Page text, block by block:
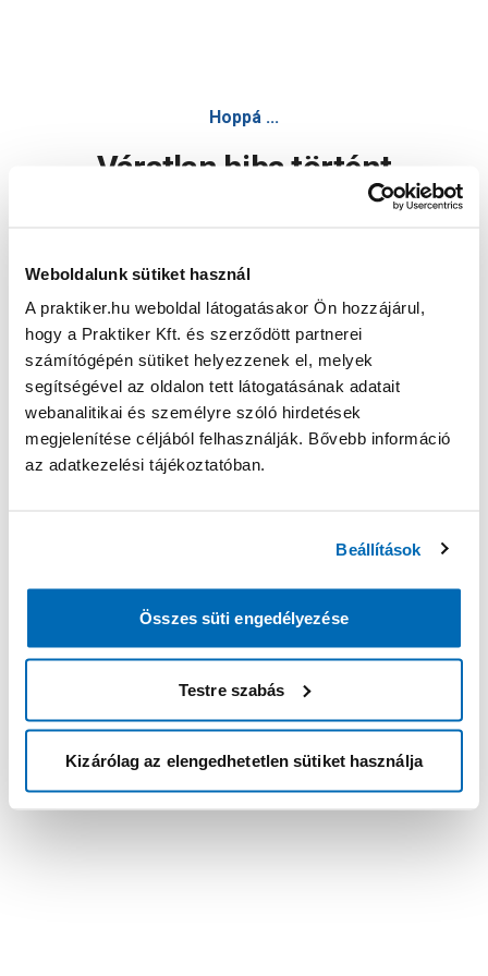
Weboldalunk sütiket használ
A praktiker.hu weboldal látogatásakor Ön hozzájárul,
hogy a Praktiker Kft. és szerződött partnerei
számítógépén sütiket helyezzenek el, melyek
segítségével az oldalon tett látogatásának adatait
webanalitikai és személyre szóló hirdetések
megjelenítése céljából felhasználják. Bővebb információ
az adatkezelési tájékoztatóban.
Beállítások
Összes süti engedélyezése
Testre szabás
Kizárólag az elengedhetetlen sütiket használja
Hoppá ...
Váratlan hiba történt
Oldal újratöltése